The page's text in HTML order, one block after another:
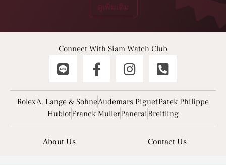
ดูเพิ่มเติม
Connect With Siam Watch Club
RolexA. Lange & SohneAudemars PiguetPatek Philippe
HublotFranck MullerPaneraiBreitling
About Us Contact Us